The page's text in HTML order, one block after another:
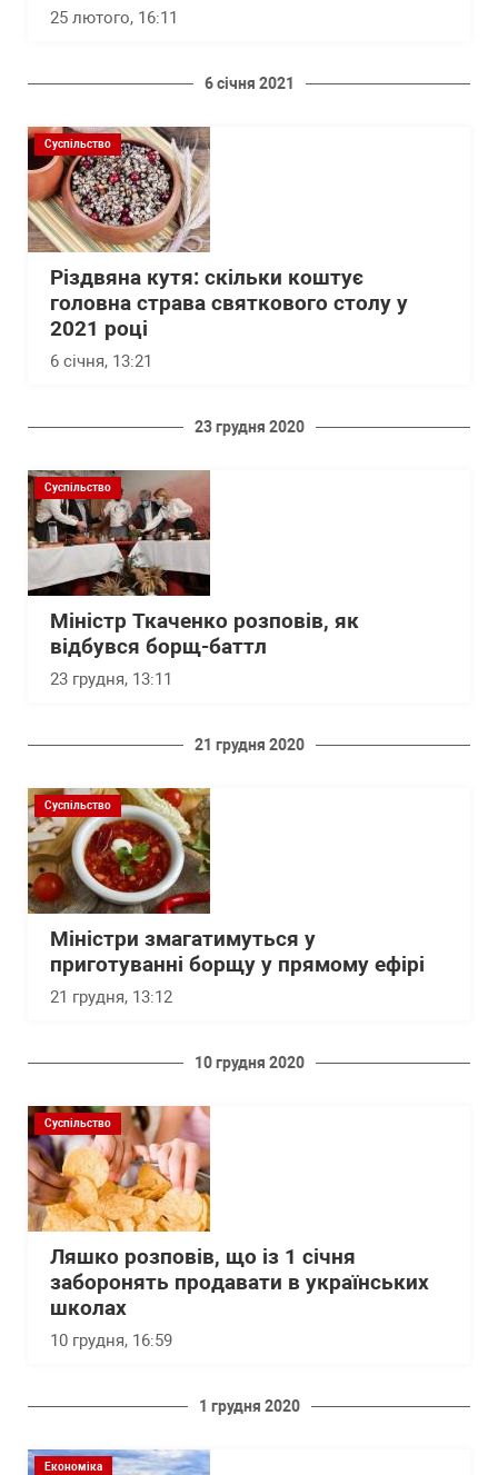
25 лютого, 16:11
6 січня 2021
Суспільство
Різдвяна кутя: скільки коштує
головна страва святкового столу у
2021 році
6 січня, 13:21
23 грудня 2020
Суспільство
Міністр Ткаченко розповів, як
відбувся борщ-баттл
23 грудня, 13:11
21 грудня 2020
Суспільство
Міністри змагатимуться у
приготуванні борщу у прямому ефірі
21 грудня, 13:12
10 грудня 2020
Суспільство
Ляшко розповів, що із 1 січня
заборонять продавати в українських
школах
10 грудня, 16:59
1 грудня 2020
Економіка